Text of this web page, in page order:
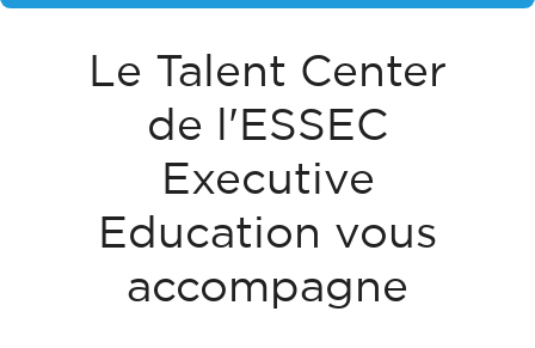
Le Talent Center
de l'ESSEC
Executive
Education vous
accompagne